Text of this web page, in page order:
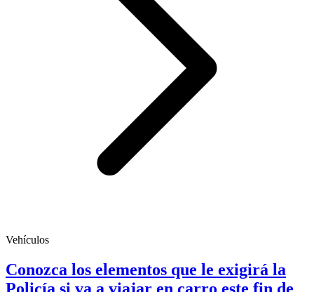
Vehículos
Conozca los elementos que le exigirá la